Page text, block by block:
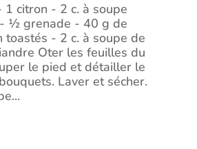
citron - 2 c. à soupe
- ½ grenade - 40 g de
toastés - 2 c. à soupe de
Oter les feuilles du
le pied et détailler le
Laver et sécher.